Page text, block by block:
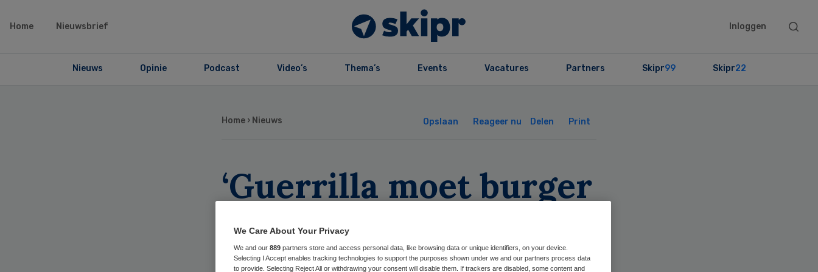
Home Nieuwsbrief Inloggen
Search
Nieuws Opinie Podcast Video’s Thema’s Events Vacatures Partners Skipr99 Skipr22
Home › Nieuws Opslaan Reageer nu Delen Print
‘Guerrilla moet burger
baas maken over
digitale zorg’
We Care About Your Privacy
We and our 889 partners store and access personal data, like browsing data or unique identifiers, on your device.
Selecting I Accept enables tracking technologies to support the purposes shown under we and our partners process data
to provide. Selecting Reject All or withdrawing your consent will disable them. If trackers are disabled, some content and